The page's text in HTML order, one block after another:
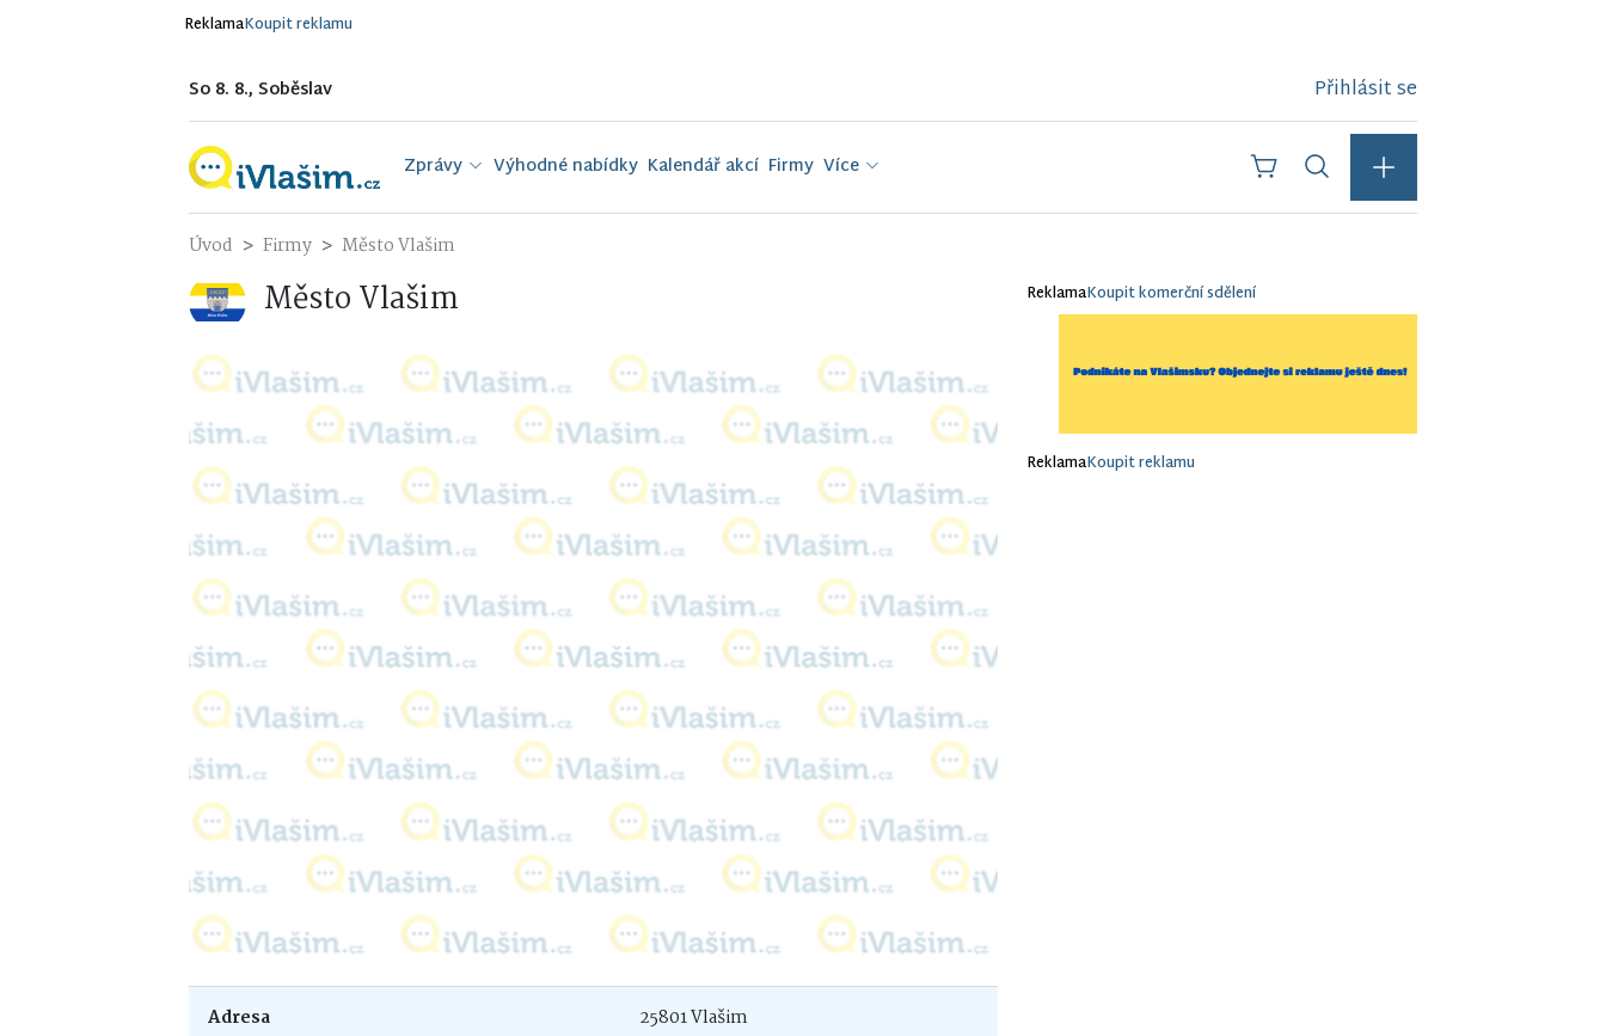
ReklamaKoupit reklamu
So 8. 8., Soběslav Přihlásit se
Zprávy Výhodné nabídky Kalendář akcí Firmy Více
Úvod Firmy Město Vlašim
Město Vlašim
Adresa 25801 Vlašim
ReklamaKoupit komerční sdělení
ReklamaKoupit reklamu